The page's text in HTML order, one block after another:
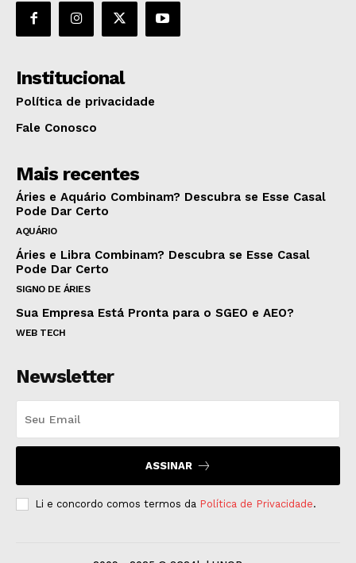
Institucional
Política de privacidade
Fale Conosco
Mais recentes
Áries e Aquário Combinam? Descubra se Esse Casal
Pode Dar Certo
AQUÁRIO
Áries e Libra Combinam? Descubra se Esse Casal
Pode Dar Certo
SIGNO DE ÁRIES
Sua Empresa Está Pronta para o SGEO e AEO?
WEB TECH
Newsletter
ASSINAR
Li e concordo comos termos da Política de Privacidade.